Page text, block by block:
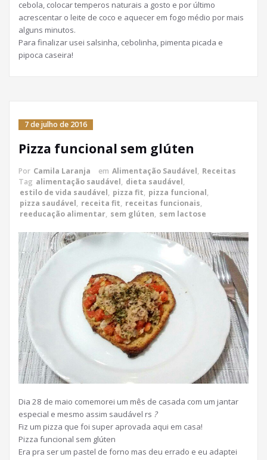
cebola, colocar temperos naturais a gosto e por último
acrescentar o leite de coco e aquecer em fogo médio por mais
alguns minutos.
Para finalizar usei salsinha, cebolinha, pimenta picada e
pipoca caseira!
7 de julho de 2016
Pizza funcional sem glúten
Por Camila Laranja em Alimentação Saudável, Receitas
Tag alimentação saudável, dieta saudável,
estilo de vida saudável, pizza fit, pizza funcional,
pizza saudável, receita fit, receitas funcionais,
reeducação alimentar, sem glúten, sem lactose
Dia 28 de maio comemorei um mês de casada com um jantar
especial e mesmo assim saudável rs ?
Fiz um pizza que foi super aprovada aqui em casa!
Pizza funcional sem glúten
Era pra ser um pastel de forno mas deu errado e eu adaptei